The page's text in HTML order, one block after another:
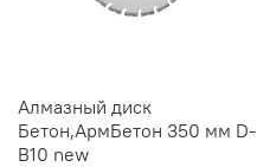
Алмазный диск
Бетон,АрмБетон 350 мм D-
В10 new